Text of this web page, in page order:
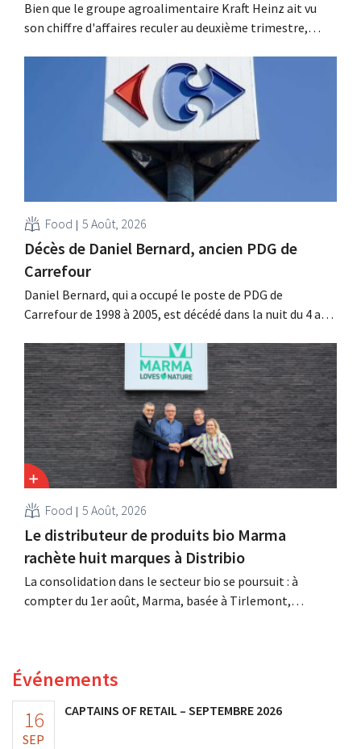
Bien que le groupe agroalimentaire Kraft Heinz ait vu
son chiffre d'affaires reculer au deuxième trimestre,
aux prévisions. La multinationale augmente ses
investissements et revoit ses prévisions à la hausse.
Food 5 Août, 2026
Décès de Daniel Bernard, ancien PDG de
Carrefour
Daniel Bernard, qui a occupé le poste de PDG de
Carrefour de 1998 à 2005, est décédé dans la nuit du 4 au 5
l'enseigne, mené à bien la fusion avec Promodès et
racheté GB, alors leader du marché belge.
Food 5 Août, 2026
Le distributeur de produits bio Marma
rachète huit marques à Distribio
La consolidation dans le secteur bio se poursuit : à
compter du 1er août, Marma, basée à Tirlemont,
Événements
16
SEP
CAPTAINS OF RETAIL – SEPTEMBRE 2026